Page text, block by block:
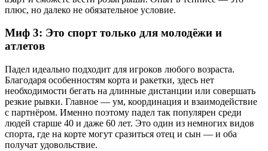
плюс, но далеко не обязательное условие.
Миф 3: Это спорт только для молодёжи и
атлетов
Падел идеально подходит для игроков любого возраста.
Благодаря особенностям корта и ракетки, здесь нет
необходимости бегать на длинные дистанции или совершать
резкие рывки. Главное — ум, координация и взаимодействие
с партнёром. Именно поэтому падел так популярен среди
людей старше 40 и даже 60 лет. Это один из немногих видов
спорта, где на корте могут сразиться отец и сын — и оба
получат удовольствие.